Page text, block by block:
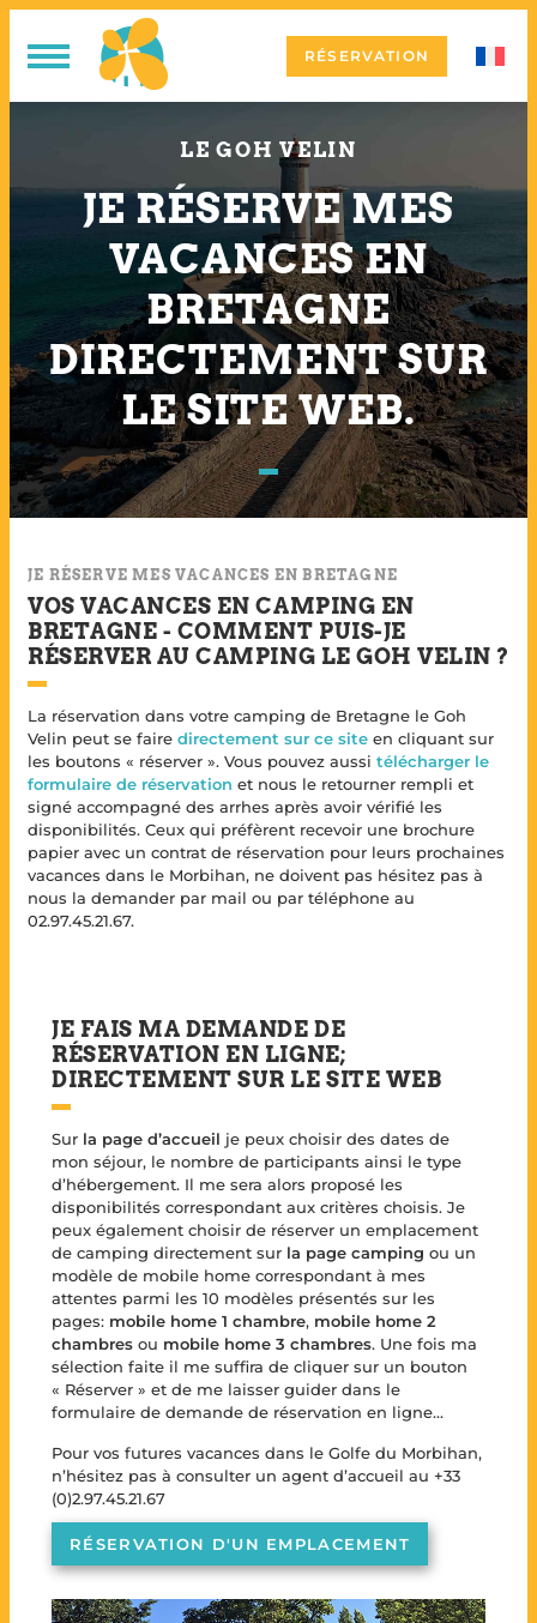
RÉSERVATION
LE GOH VELIN
JE RÉSERVE MES
VACANCES EN
BRETAGNE
DIRECTEMENT SUR
LE SITE WEB.
JE RÉSERVE MES VACANCES EN BRETAGNE
VOS VACANCES EN CAMPING EN
BRETAGNE - COMMENT PUIS-JE
RÉSERVER AU CAMPING LE GOH VELIN ?
La réservation dans votre camping de Bretagne le Goh
Velin peut se faire directement sur ce site en cliquant sur
les boutons « réserver ». Vous pouvez aussi télécharger le
formulaire de réservation et nous le retourner rempli et
signé accompagné des arrhes après avoir vérifié les
disponibilités. Ceux qui préfèrent recevoir une brochure
papier avec un contrat de réservation pour leurs prochaines
vacances dans le Morbihan, ne doivent pas hésitez pas à
nous la demander par mail ou par téléphone au
02.97.45.21.67.
JE FAIS MA DEMANDE DE
RÉSERVATION EN LIGNE;
DIRECTEMENT SUR LE SITE WEB
Sur la page d’accueil je peux choisir des dates de
mon séjour, le nombre de participants ainsi le type
d’hébergement. Il me sera alors proposé les
disponibilités correspondant aux critères choisis. Je
peux également choisir de réserver un emplacement
de camping directement sur la page camping ou un
modèle de mobile home correspondant à mes
attentes parmi les 10 modèles présentés sur les
pages: mobile home 1 chambre, mobile home 2
chambres ou mobile home 3 chambres. Une fois ma
sélection faite il me suffira de cliquer sur un bouton
« Réserver » et de me laisser guider dans le
formulaire de demande de réservation en ligne…
Pour vos futures vacances dans le Golfe du Morbihan,
n’hésitez pas à consulter un agent d’accueil au +33
(0)2.97.45.21.67
RÉSERVATION D'UN EMPLACEMENT